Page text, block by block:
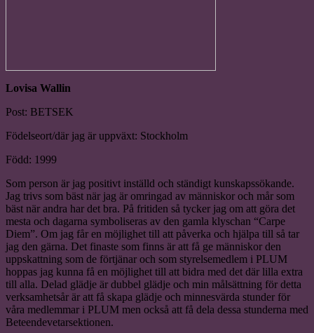
Lovisa Wallin
Post: BETSEK
Födelseort/där jag är uppväxt: Stockholm
Född: 1999
Som person är jag positivt inställd och ständigt kunskapssökande.
Jag trivs som bäst när jag är omringad av människor och mår som
bäst när andra har det bra. På fritiden så tycker jag om att göra det
mesta och dagarna symboliseras av den gamla klyschan “Carpe
Diem”. Om jag får en möjlighet till att påverka och hjälpa till så tar
jag den gärna. Det finaste som finns är att få ge människor den
uppskattning som de förtjänar och som styrelsemedlem i PLUM
hoppas jag kunna få en möjlighet till att bidra med det där lilla extra
till alla. Delad glädje är dubbel glädje och min målsättning för detta
verksamhetsår är att få skapa glädje och minnesvärda stunder för
våra medlemmar i PLUM men också att få dela dessa stunderna med
Beteendevetarsektionen.